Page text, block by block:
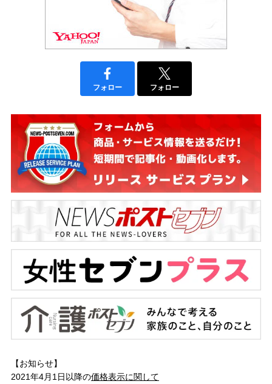
フォロー フォロー
【お知らせ】
2021年4月1日以降の価格表示に関して